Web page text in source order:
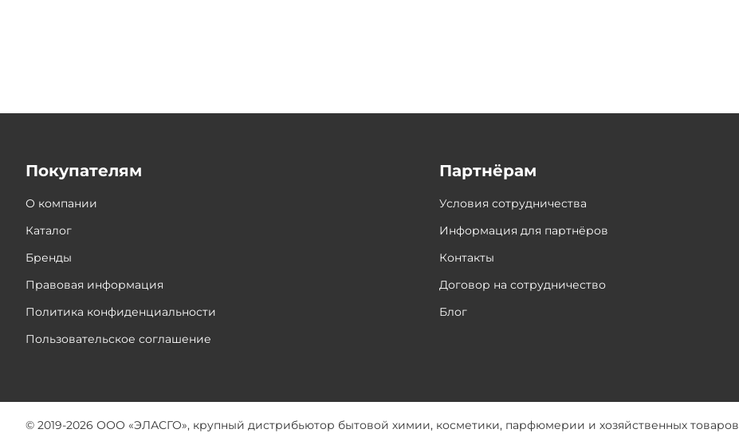
Покупателям
О компании
Каталог
Бренды
Правовая информация
Политика конфиденциальности
Пользовательское соглашение
Партнёрам
Условия сотрудничества
Информация для партнёров
Контакты
Договор на сотрудничество
Блог
© 2019-2026 ООО «ЭЛАСГО», крупный дистрибьютор бытовой химии, косметики, парфюмерии и хозяйственных товаров